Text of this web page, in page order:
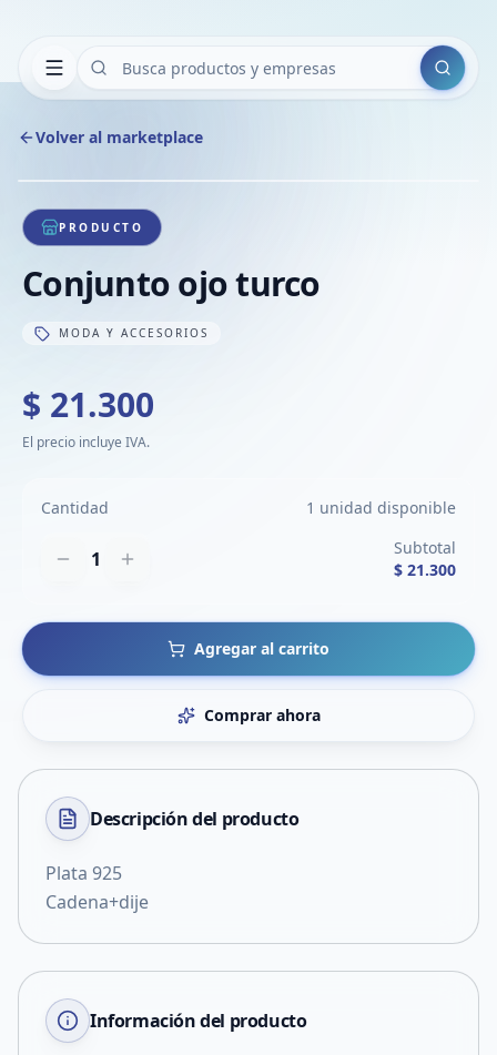
Buscar
Volver al marketplace
1/1
PRODUCTO
Conjunto ojo turco
MODA Y ACCESORIOS
$ 21.300
El precio incluye IVA.
Cantidad 1 unidad disponible
1
Subtotal
$ 21.300
Agregar al carrito
Comprar ahora
Descripción del producto
Plata 925
Cadena+dije
Información del producto